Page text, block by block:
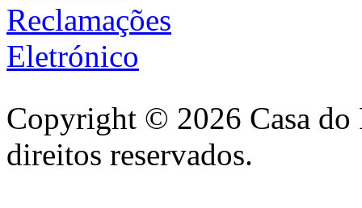
Copyright © 2026 Casa do
direitos reservados.